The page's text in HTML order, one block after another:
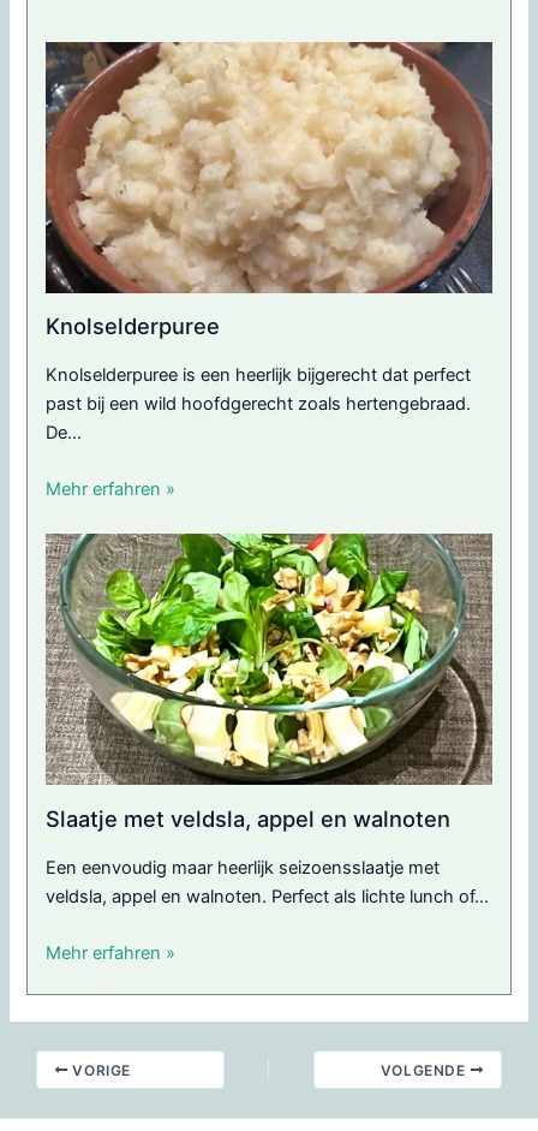
Knolselderpuree
Knolselderpuree is een heerlijk bijgerecht dat perfect
past bij een wild hoofdgerecht zoals hertengebraad.
De...
Mehr erfahren »
Slaatje met veldsla, appel en walnoten
Een eenvoudig maar heerlijk seizoensslaatje met
veldsla, appel en walnoten. Perfect als lichte lunch of...
Mehr erfahren »
VORIGE VOLGENDE